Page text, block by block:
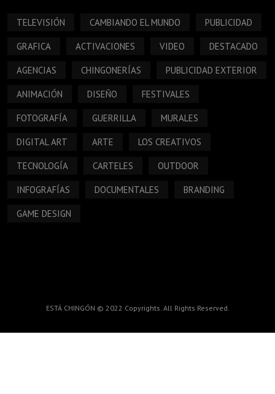
TELEVISIÓN CAMBIANDO EL MUNDO PUBLICIDAD
GRAFICA ACTIVACIONES VIDEO DESTACADO
AGENCIAS CHINGONERÍAS PUBLICIDAD EXTERIOR
ANIMACIÓN DISEÑO FESTIVALES
FOTOGRAFÍA GUERRILLA MURALES
DIGITAL ART ARTE LOS CREATIVOS
TECNOLOGÍA CARTELES OUTDOOR
INFOGRAFÍAS DOCUMENTALES BRANDING
GAME DESIGN
ESTÁ CHINGÓN © 2022 Copyrights. All Rights Reserved.